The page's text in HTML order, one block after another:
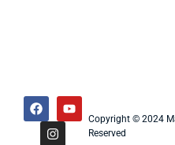
Copyright © 2024
Reserved